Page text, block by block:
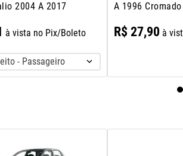
2004 A 2017
à vista no Pix/Boleto
- Passageiro
A 1996
R$ 27,90à